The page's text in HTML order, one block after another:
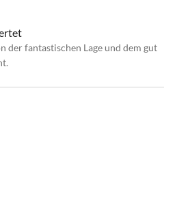
der fantastischen Lage und dem gut